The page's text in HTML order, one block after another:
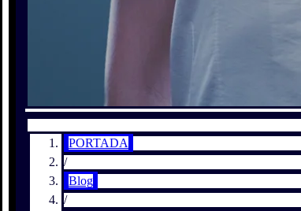
PORTADA
/
Blog
/